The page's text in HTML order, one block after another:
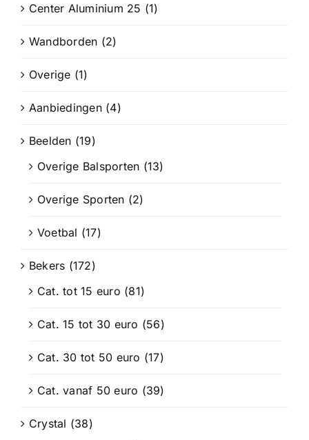
Center Aluminium 25 (1)
Wandborden (2)
Overige (1)
Aanbiedingen (4)
Beelden (19)
Overige Balsporten (13)
Overige Sporten (2)
Voetbal (17)
Bekers (172)
Cat. tot 15 euro (81)
Cat. 15 tot 30 euro (56)
Cat. 30 tot 50 euro (17)
Cat. vanaf 50 euro (39)
Crystal (38)